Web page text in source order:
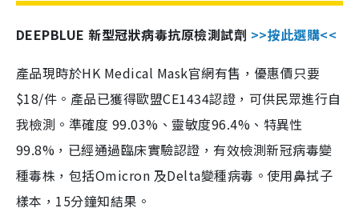
DEEPBLUE 新型冠狀病毒抗原檢測試劑 >>按此選購<<
產品現時於HK Medical Mask官網有售，優惠價只要
$18/件。產品已獲得歐盟CE1434認證，可供民眾進行自
我檢測。準確度 99.03%、靈敏度96.4%、特異性
99.8%，已經通過臨床實驗認證，有效檢測新冠病毒變
種毒株，包括Omicron 及Delta變種病毒。使用鼻拭子
樣本，15分鐘知結果。